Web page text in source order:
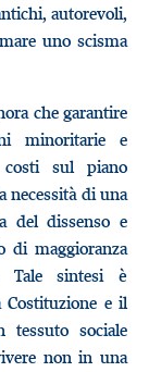
autorevoli,
uno scisma
che garantire
minoritarie e
costi sul piano
necessità di una
del dissenso e
di maggioranza
Tale sintesi è
Costituzione e il
sociale
non in una